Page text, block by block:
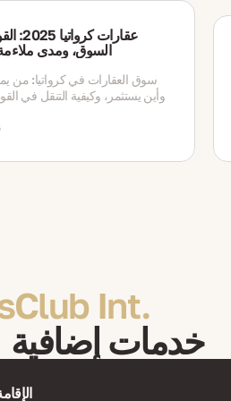
عقارات
السوق، ومدى
سوق العقارات في كرواتيا: من
وأين يستثمر، وكيفية التنقل في
Int.
خدمات إضافية